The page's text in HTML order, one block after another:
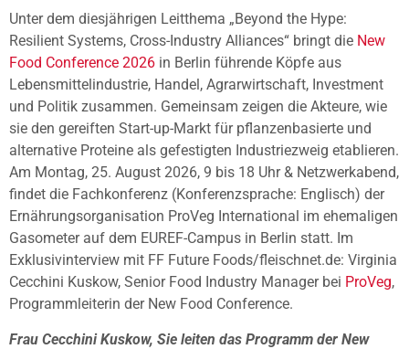
Unter dem diesjährigen Leitthema „Beyond the Hype:
Resilient Systems, Cross-Industry Alliances“ bringt die New
Food Conference 2026 in Berlin führende Köpfe aus
Lebensmittelindustrie, Handel, Agrarwirtschaft, Investment
und Politik zusammen. Gemeinsam zeigen die Akteure, wie
sie den gereiften Start-up-Markt für pflanzenbasierte und
alternative Proteine als gefestigten Industriezweig etablieren.
Am Montag, 25. August 2026, 9 bis 18 Uhr & Netzwerkabend,
findet die Fachkonferenz (Konferenzsprache: Englisch) der
Ernährungsorganisation ProVeg International im ehemaligen
Gasometer auf dem EUREF-Campus in Berlin statt. Im
Exklusivinterview mit FF Future Foods/fleischnet.de: Virginia
Cecchini Kuskow, Senior Food Industry Manager bei ProVeg,
Programmleiterin der New Food Conference.
Frau Cecchini Kuskow, Sie leiten das Programm der New